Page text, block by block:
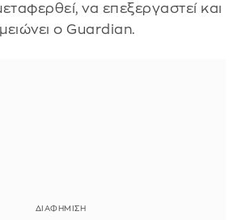
να επεξεργαστεί και
ο Guardian.